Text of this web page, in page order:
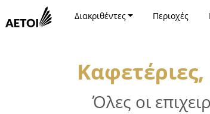
Διακριθέντες Περιοχές
Όλες οι